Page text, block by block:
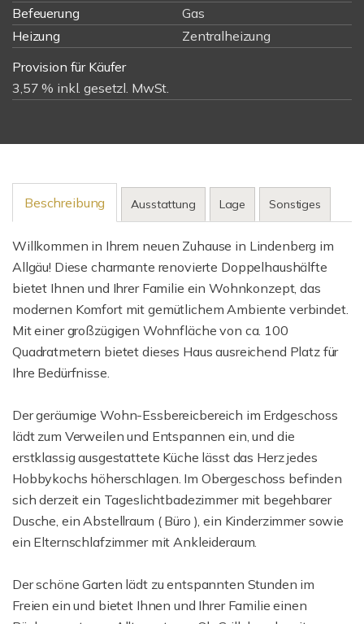
Befeuerung
Gas
Heizung
Zentralheizung
Provision für Käufer
3,57 % inkl. gesetzl. MwSt.
Beschreibung Ausstattung Lage Sonstiges
Willkommen in Ihrem neuen Zuhause in Lindenberg im
Allgäu! Diese charmante renovierte Doppelhaushälfte
bietet Ihnen und Ihrer Familie ein Wohnkonzept, das
modernen Komfort mit gemütlichem Ambiente verbindet.
Mit einer großzügigen Wohnfläche von ca. 100
Quadratmetern bietet dieses Haus ausreichend Platz für
Ihre Bedürfnisse.
Der geräumige Wohn-Essbereicbereich im Erdgeschoss
lädt zum Verweilen und Entspannen ein, und die
erstklassig ausgestattete Küche lässt das Herz jedes
Hobbykochs höherschlagen. Im Obergeschoss befinden
sich derzeit ein Tageslichtbadezimmer mit begehbarer
Dusche, ein Abstellraum ( Büro ), ein Kinderzimmer sowie
ein Elternschlafzimmer mit Ankleideraum.
Der schöne Garten lädt zu entspannten Stunden im
Freien ein und bietet Ihnen und Ihrer Familie einen